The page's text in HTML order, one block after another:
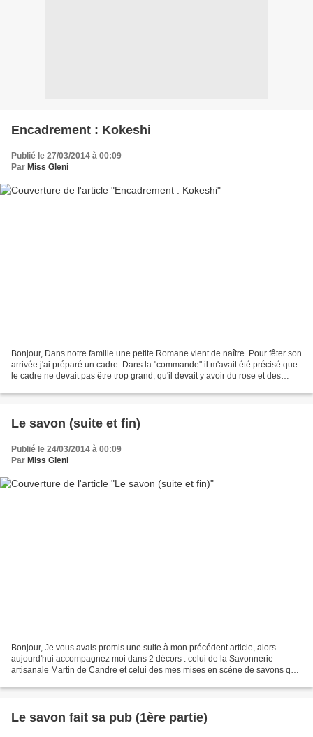
Encadrement : Kokeshi
Publié le 27/03/2014 à 00:09
Par Miss Gleni
Bonjour, Dans notre famille une petite Romane vient de naître. Pour fêter son
arrivée j'ai préparé un cadre. Dans la "commande" il m'avait été précisé que
le cadre ne devait pas être trop grand, qu'il devait y avoir du rose et des
Le savon (suite et fin)
Publié le 24/03/2014 à 00:09
Par Miss Gleni
Bonjour, Je vous avais promis une suite à mon précédent article, alors
aujourd'hui accompagnez moi dans 2 décors : celui de la Savonnerie
artisanale Martin de Candre et celui des mes mises en scène de savons que
Le savon fait sa pub (1ère partie)